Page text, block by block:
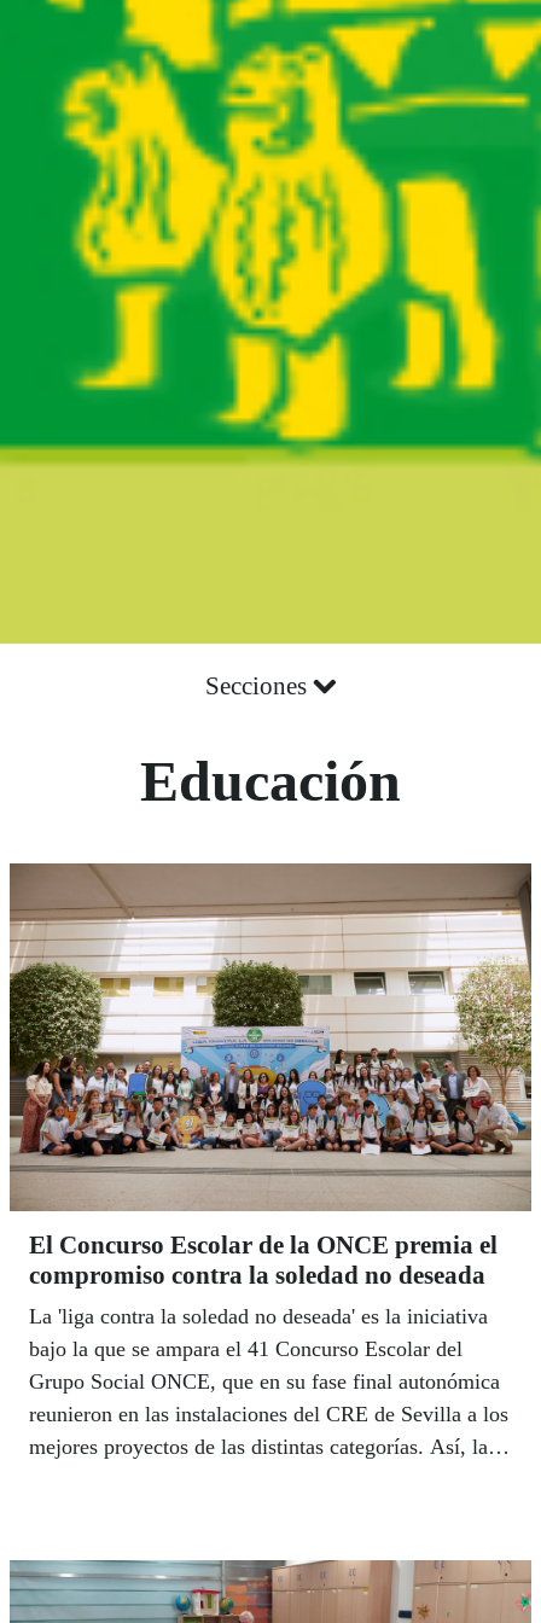
Secciones
Educación
El Concurso Escolar de la ONCE premia el
compromiso contra la soledad no deseada
La 'liga contra la soledad no deseada' es la iniciativa
bajo la que se ampara el 41 Concurso Escolar del
Grupo Social ONCE, que en su fase final autonómica
reunieron en las instalaciones del CRE de Sevilla a los
mejores proyectos de las distintas categorías. Así, la
Gala de Alhaurín el Grande (Málaga).